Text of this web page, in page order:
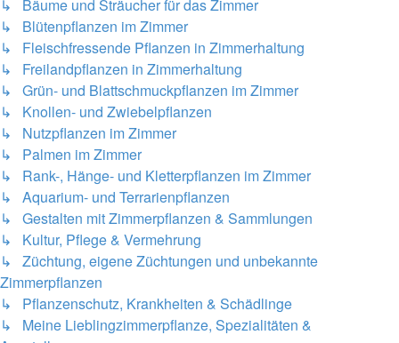
↳ Bäume und Sträucher für das Zimmer
↳ Blütenpflanzen im Zimmer
↳ Fleischfressende Pflanzen in Zimmerhaltung
↳ Freilandpflanzen in Zimmerhaltung
↳ Grün- und Blattschmuckpflanzen im Zimmer
↳ Knollen- und Zwiebelpflanzen
↳ Nutzpflanzen im Zimmer
↳ Palmen im Zimmer
↳ Rank-, Hänge- und Kletterpflanzen im Zimmer
↳ Aquarium- und Terrarienpflanzen
↳ Gestalten mit Zimmerpflanzen & Sammlungen
↳ Kultur, Pflege & Vermehrung
↳ Züchtung, eigene Züchtungen und unbekannte
Zimmerpflanzen
↳ Pflanzenschutz, Krankheiten & Schädlinge
↳ Meine Lieblingzimmerpflanze, Spezialitäten &